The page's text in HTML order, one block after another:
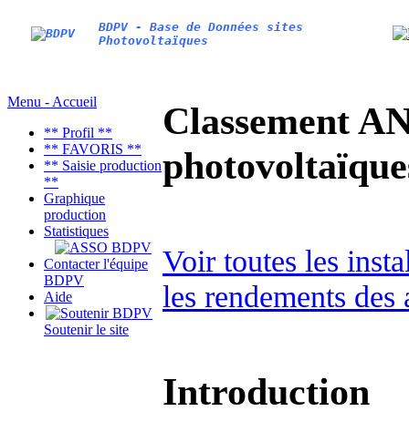
BDPV - Base de Données sites
Photovoltaïques
Menu - Accueil
** Profil **
** FAVORIS **
** Saisie production
**
Graphique
production
Statistiques
Contacter l'équipe
BDPV
Aide
Soutenir le site
Classement
Voir toutes les
les rendements des
Introduction